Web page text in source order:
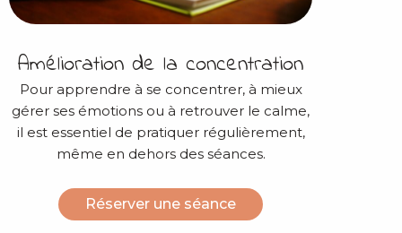
Amélioration de la concentration
Pour apprendre à se concentrer, à mieux
gérer ses émotions ou à retrouver le calme,
il est essentiel de pratiquer régulièrement,
même en dehors des séances.
Réserver une séance